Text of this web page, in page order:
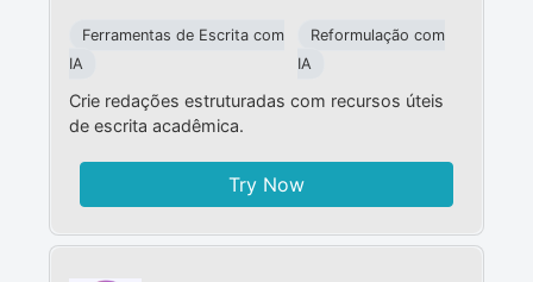
Ferramentas de Escrita com
IA
Reformulação com
IA
Crie redações estruturadas com recursos úteis
de escrita acadêmica.
Try Now